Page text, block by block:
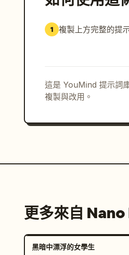
1 複製上方完整的提
這是 YouMind 提示詞
複製與改用。
更多來自
黑暗中漂浮的女學生